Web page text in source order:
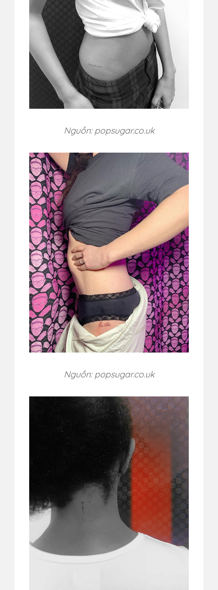
Nguồn: popsugar.co.uk
Nguồn: popsugar.co.uk